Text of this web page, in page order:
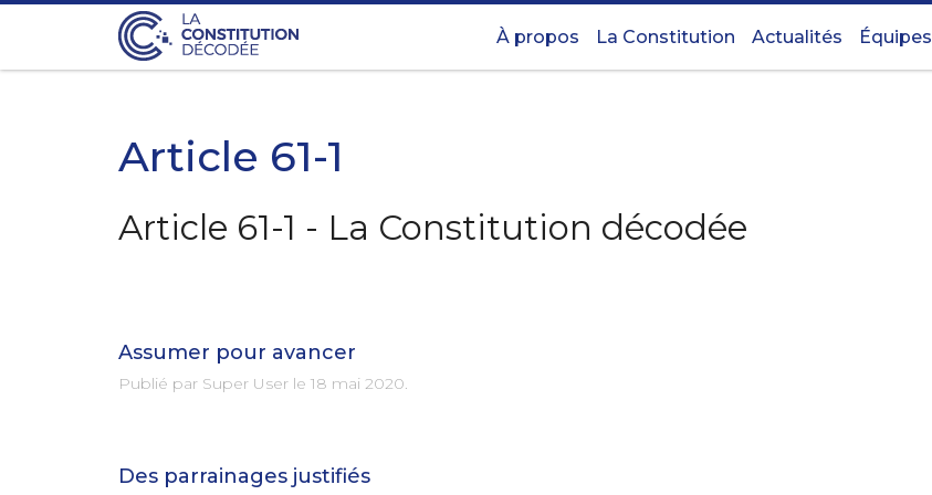
À propos La Constitution Actualités Équipes
Article 61-1
Article 61-1 - La Constitution décodée
Assumer pour avancer
Publié par Super User le 18 mai 2020.
Des parrainages justifiés